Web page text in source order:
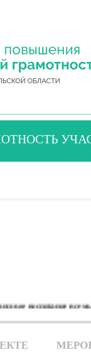
в семье